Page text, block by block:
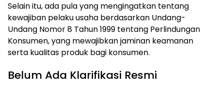
Selain itu, ada pula yang mengingatkan tentang
kewajiban pelaku usaha berdasarkan Undang-
Undang Nomor 8 Tahun 1999 tentang Perlindungan
Konsumen, yang mewajibkan jaminan keamanan
serta kualitas produk bagi konsumen.
Belum Ada Klarifikasi Resmi